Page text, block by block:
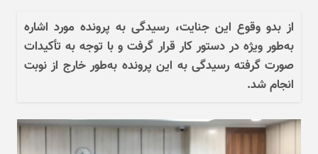
از بدو وقوع این جنایت، رسیدگی به پرونده مورد اشاره
به‌طور ویژه در دستور کار قرار گرفت و با توجه به تأکیدات
صورت گرفته رسیدگی به این پرونده به‌طور خارج از نوبت
انجام شد.